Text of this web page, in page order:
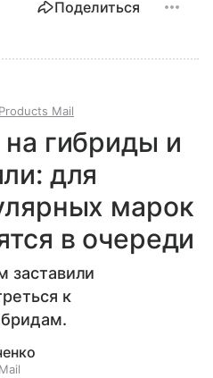
Поделиться
Mail
гибриды и
для
марок
в очереди
заставили
к